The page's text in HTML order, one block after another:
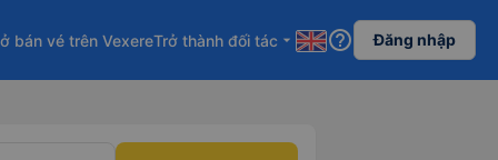
bán vé trên VexereTrở thành đối tác arrow_drop_down help_outline Đăng nhập